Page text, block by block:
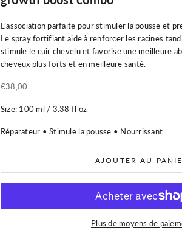
L’association parfaite pour stimuler la pousse et
Le spray fortifiant aide à renforcer les racines
stimule le cuir chevelu et favorise une meilleure
cheveux plus forts et en meilleure santé.
Prix de vente
€38,00
Size: 100 ml / 3.38 fl oz
Réparateur • Stimule la pousse • Nourrissant
AJOUTER AU
Plus de moyens de